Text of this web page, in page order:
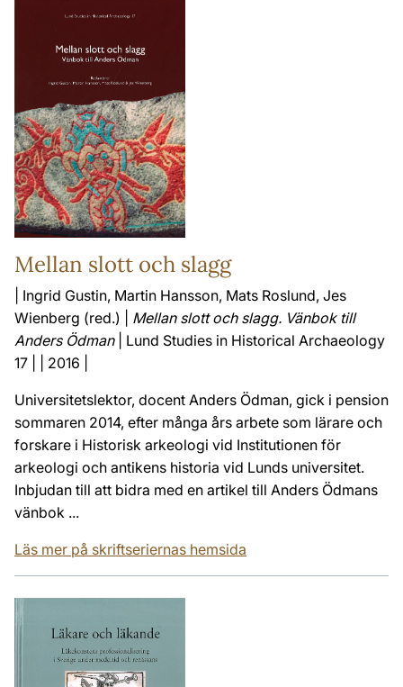
Mellan slott och slagg
| Ingrid Gustin, Martin Hansson, Mats Roslund, Jes
Wienberg (red.) | Mellan slott och slagg. Vänbok till
Anders Ödman| Lund Studies in Historical Archaeology
17 | | 2016 |
Universitetslektor, docent Anders Ödman, gick i pension
sommaren 2014, efter många års arbete som lärare och
forskare i Historisk arkeologi vid Institutionen för
arkeologi och antikens historia vid Lunds universitet.
Inbjudan till att bidra med en artikel till Anders Ödmans
vänbok ...
Läs mer på skriftseriernas hemsida